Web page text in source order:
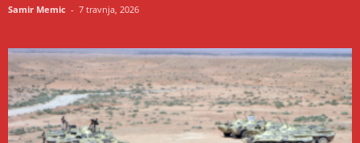
Samir Memic - 7 travnja, 2026